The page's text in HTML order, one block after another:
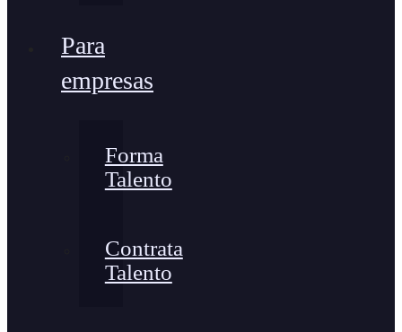
Para
empresas
Forma
Talento
Contrata
Talento